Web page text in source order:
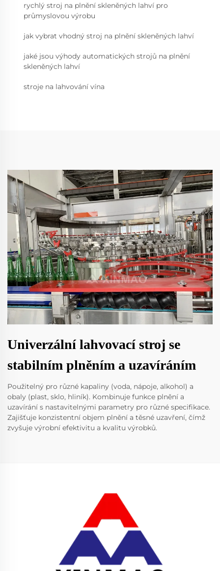
rychlý stroj na plnění skleněných lahví pro
průmyslovou výrobu
jak vybrat vhodný stroj na plnění skleněných lahví
jaké jsou výhody automatických strojů na plnění
skleněných lahví
stroje na lahvování vína
Univerzální lahvovací stroj se
stabilním plněním a uzavíráním
Použitelný pro různé kapaliny (voda, nápoje, alkohol) a
obaly (plast, sklo, hliník). Kombinuje funkce plnění a
uzavírání s nastavitelnými parametry pro různé specifikace.
Zajišťuje konzistentní objem plnění a těsné uzavření, čímž
zvyšuje výrobní efektivitu a kvalitu výrobků.